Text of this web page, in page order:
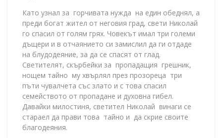
Като узнал за горчивата нужда на един обеднял, а
преди богат жител от неговия град, свети Николай
го спасил от голям грях. Човекът имал три големи
дъщери и в отчаянието си замислил да ги отдаде
на блудодеяние, за да се спасят от глад.
Светителят, скърбейки за пропадащия грешник,
нощем тайно му хвърлял през прозореца три
пъти чувалчета със злато и с това спасил
семейството от пропадане и духовна гибел.
Давайки милостиня, светител Николай винаги се
стараел да прави това тайно и да скрие своите
благодеяния.